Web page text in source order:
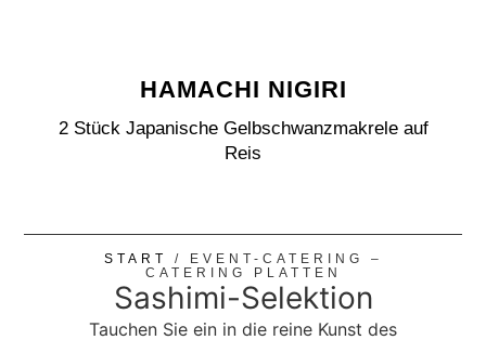
HAMACHI NIGIRI
2 Stück Japanische Gelbschwanzmakrele auf
Reis
START
/ EVENT-CATERING –
CATERING PLATTEN
Sashimi-Selektion
Tauchen Sie ein in die reine Kunst des